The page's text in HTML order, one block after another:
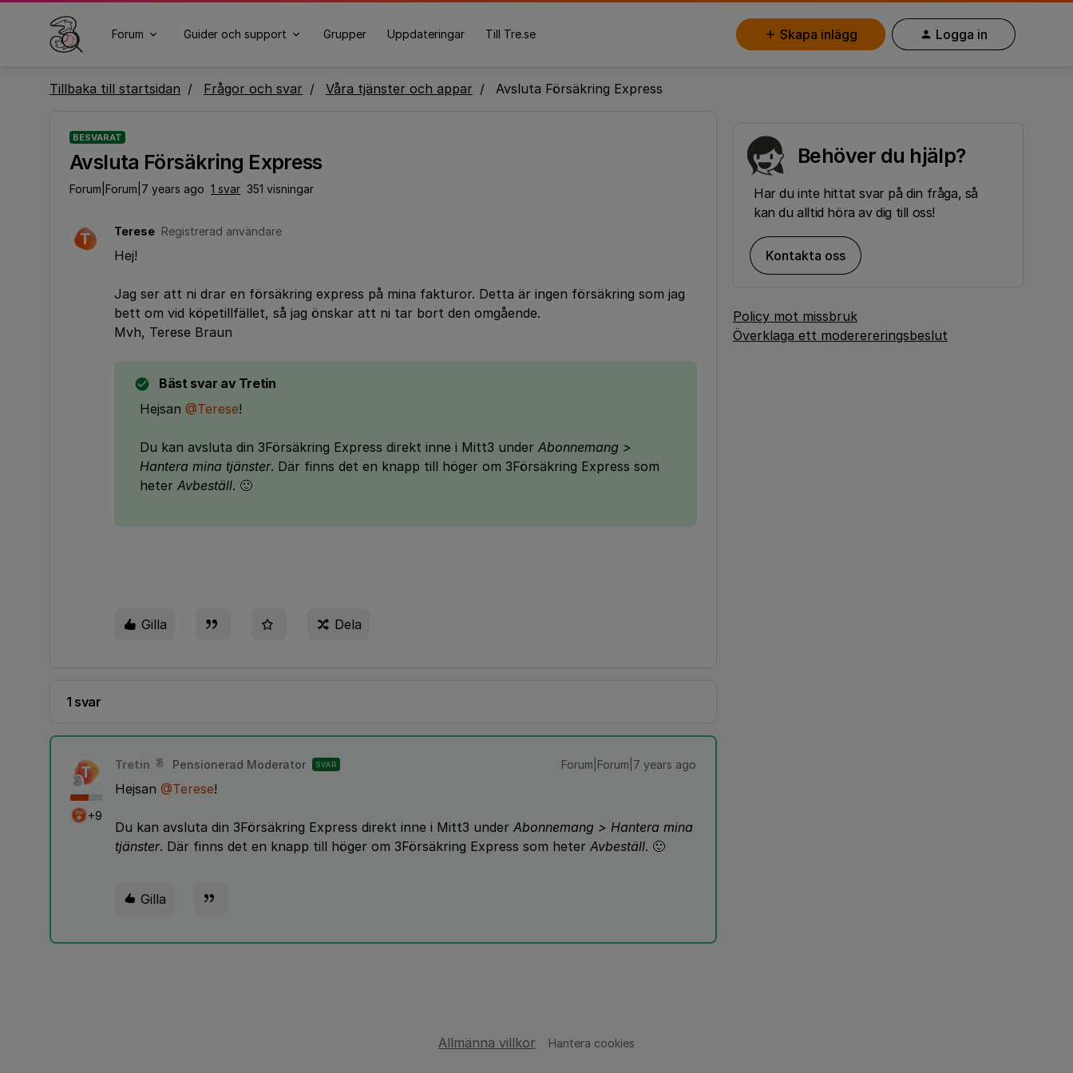
Forum Guider och support Grupper Uppdateringar Till Tre.se Skapa inlägg Logga in
Tillbaka till startsidan Frågor och svar Våra tjänster och appar Avsluta Försäkring Express
BESVARAT
Avsluta Försäkring Express
Forum|Forum|7 years ago 1 svar 351 visningar
T Terese Registrerad användare
Hej!
Jag ser att ni drar en försäkring express på mina fakturor. Detta är ingen försäkring som jag
bett om vid köpetillfället, så jag önskar att ni tar bort den omgående.
Mvh, Terese Braun
Bäst svar av Tretin
Hejsan @Terese!
Du kan avsluta din 3Försäkring Express direkt inne i Mitt3 under Abonnemang >
Hantera mina tjänster. Där finns det en knapp till höger om 3Försäkring Express som
heter Avbeställ. 🙂
Gilla Dela
1 svar
T
+9
Tretin Pensionerad Moderator SVAR Forum|Forum|7 years ago
Hejsan @Terese!
Du kan avsluta din 3Försäkring Express direkt inne i Mitt3 under Abonnemang > Hantera mina
tjänster. Där finns det en knapp till höger om 3Försäkring Express som heter Avbeställ. 🙂
Gilla
Behöver du hjälp?
Har du inte hittat svar på din fråga, så
kan du alltid höra av dig till oss!
Kontakta oss
Policy mot missbruk
Överklaga ett moderereringsbeslut
Allmänna villkor Hantera cookies